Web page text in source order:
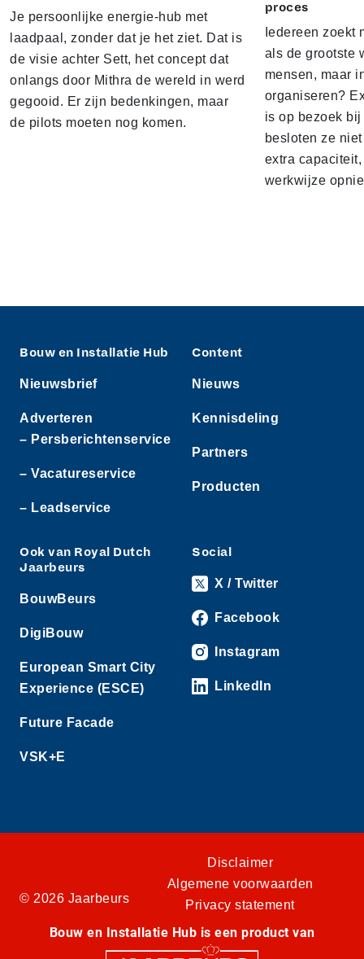
Je persoonlijke energie-hub met
laadpaal, zonder dat je het ziet. Dat is
de visie achter Sett, het concept dat
onlangs door Mithra de wereld in werd
gegooid. Er zijn bedenkingen, maar
de pilots moeten nog komen.
proces
Iedereen zoekt
als de grootste
mensen, maar
organiseren?
is op bezoek
besloten ze
extra
werkwijze
Bouw en Installatie Hub
Nieuwsbrief
Adverteren
– Persberichtenservice
– Vacatureservice
– Leadservice
Content
Nieuws
Kennisdeling
Partners
Producten
Ook van Royal Dutch
Jaarbeurs
BouwBeurs
DigiBouw
European Smart City
Experience (ESCE)
Future Facade
VSK+E
Social
X / Twitter
Facebook
Instagram
LinkedIn
© 2026 Jaarbeurs
Disclaimer
Algemene voorwaarden
Privacy statement
Bouw en Installatie Hub is een product van